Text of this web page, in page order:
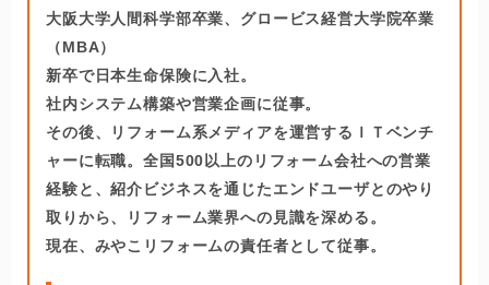
大阪大学人間科学部卒業、グロービス経営大学院卒業
（MBA）
新卒で日本生命保険に入社。
社内システム構築や営業企画に従事。
その後、リフォーム系メディアを運営するＩＴベンチ
ャーに転職。全国500以上のリフォーム会社への営業
経験と、紹介ビジネスを通じたエンドユーザとのやり
取りから、リフォーム業界への見識を深める。
現在、みやこリフォームの責任者として従事。